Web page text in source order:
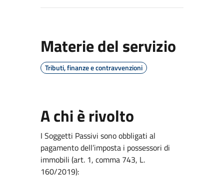
Materie del servizio
Tributi, finanze e contravvenzioni
A chi è rivolto
I Soggetti Passivi sono obbligati al
pagamento dell’imposta i possessori di
immobili (art. 1, comma 743, L.
160/2019):